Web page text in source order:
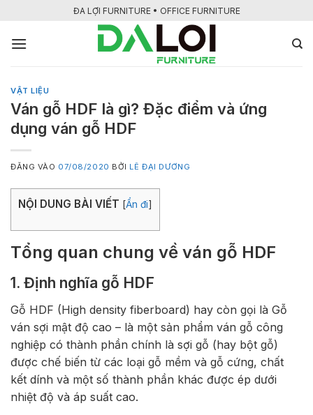
nội
ĐA LỢI FURNITURE • OFFICE FURNITURE
VẬT LIỆU
Ván gỗ HDF là gì? Đặc điểm và ứng
dụng ván gỗ HDF
ĐĂNG VÀO 07/08/2020 BỞI LÊ ĐẠI DƯƠNG
NỘI DUNG BÀI VIẾT [Ẩn đi]
Tổng quan chung về ván gỗ HDF
1. Định nghĩa gỗ HDF
Gỗ HDF (High density fiberboard) hay còn gọi là Gỗ
ván sợi mật độ cao – là một sản phẩm ván gỗ công
nghiệp có thành phần chính là sợi gỗ (hay bột gỗ)
được chế biến từ các loại gỗ mềm và gỗ cứng, chất
kết dính và một số thành phần khác được ép dưới
nhiệt độ và áp suất cao.